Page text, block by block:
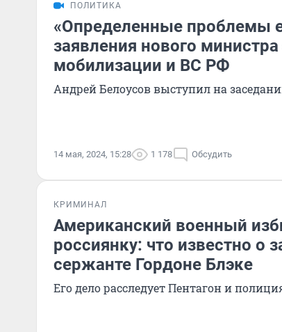
ПОЛИТИКА
«Определенные проблемы
заявления нового
мобилизации и ВС РФ
Андрей Белоусов выступил на
14 мая, 2024, 15:28 1 178 Обсудить
КРИМИНАЛ
Американский военный
россиянку: что известно о
сержанте Гордоне Блэке
Его дело расследует Пентагон и